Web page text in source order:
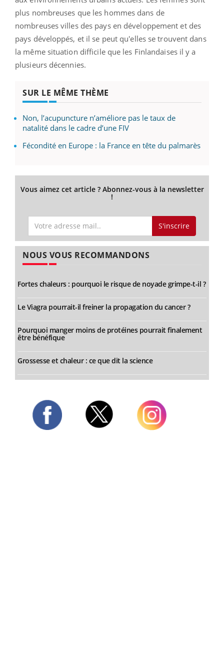
plus nombreuses que les hommes dans de
nombreuses villes des pays en développement et des
pays développés, et il se peut qu'elles se trouvent dans
la même situation difficile que les Finlandaises il y a
plusieurs décennies.
SUR LE MÊME THÈME
Non, l’acupuncture n’améliore pas le taux de
natalité dans le cadre d’une FIV
Fécondité en Europe : la France en tête du palmarès
Vous aimez cet article ? Abonnez-vous à la newsletter
!
S'inscrire
NOUS VOUS RECOMMANDONS
Fortes chaleurs : pourquoi le risque de noyade grimpe-t-il ?
Le Viagra pourrait-il freiner la propagation du cancer ?
Pourquoi manger moins de protéines pourrait finalement
être bénéfique
Grossesse et chaleur : ce que dit la science